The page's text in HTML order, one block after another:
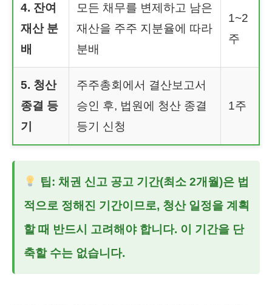
4. 잔여
재산 분
배
모든 채무를 변제하고 남은
재산을 주주 지분율에 따라
분배
1~2
주
5. 청산
종결 등
기
주주총회에서 결산보고서
승인 후, 법원에 청산 종결
등기 신청
1주
팁: 채권 신고 공고 기간(최소 2개월)은 법
적으로 정해진 기간이므로, 청산 일정을 계획
할 때 반드시 고려해야 합니다. 이 기간을 단
축할 수는 없습니다.